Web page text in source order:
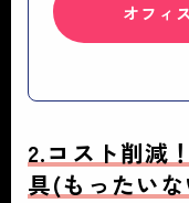
オフィ
2.コスト削減
具(もったい